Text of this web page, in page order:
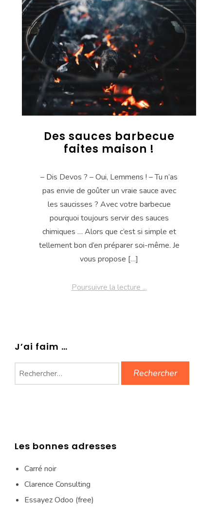
Des sauces barbecue
faites maison !
– Dis Devos ? – Oui, Lemmens ! – Tu n’as
pas envie de goûter un vraie sauce avec
les saucisses ? Avec votre barbecue
pourquoi toujours servir des sauces
chimiques … Alors que c’est si simple et
tellement bon d’en préparer soi-même. Je
vous propose […]
Poursuivre la lecture ...
J’ai faim …
Les bonnes adresses
Carré noir
Clarence Consulting
Essayez Odoo (free)